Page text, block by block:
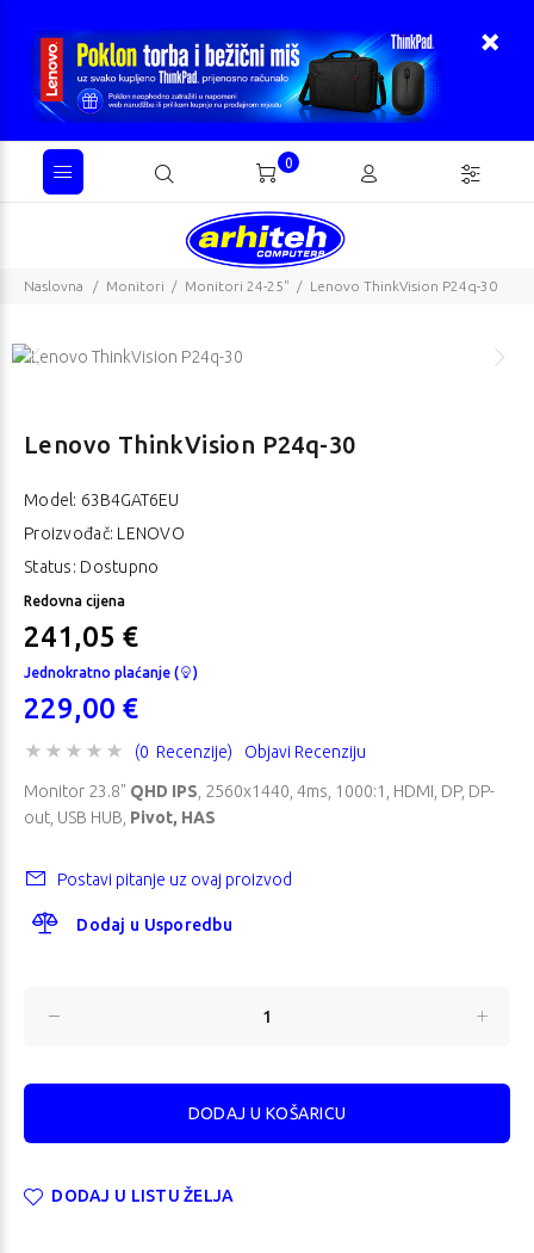
0
Naslovna Monitori Monitori 24-25" Lenovo ThinkVision P24q-30
Lenovo ThinkVision P24q-30
Model: 63B4GAT6EU
Proizvođač: LENOVO
Status: Dostupno
Redovna cijena
241,05 €
Jednokratno plaćanje ( )
229,00 €
(0 Recenzije) Objavi Recenziju
Monitor 23.8" QHD IPS , 2560x1440, 4ms, 1000:1, HDMI, DP, DP-
out, USB HUB, Pivot, HAS
Postavi pitanje uz ovaj proizvod
Dodaj u Usporedbu
DODAJ U LISTU ŽELJA